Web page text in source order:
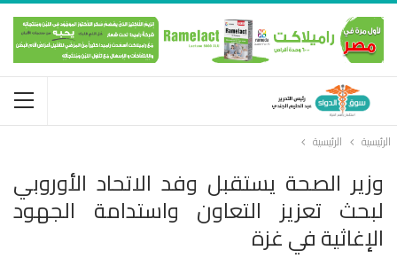
الرئيسية الرئيسية
وزير الصحة يستقبل وفد الاتحاد الأوروبي
لبحث تعزيز التعاون واستدامة الجهود
الإغاثية في غزة